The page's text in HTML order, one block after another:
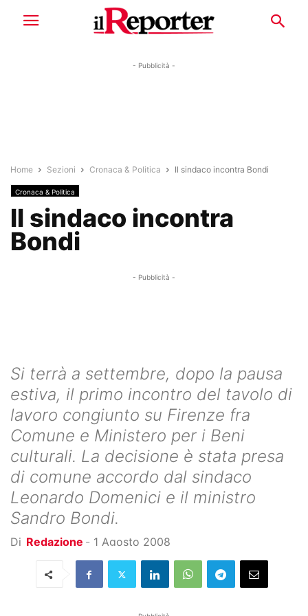
- Pubblicità -
Home Sezioni Cronaca & Politica Il sindaco incontra Bondi
Cronaca & Politica
Il sindaco incontra
Bondi
- Pubblicità -
Si terrà a settembre, dopo la pausa
estiva, il primo incontro del tavolo di
lavoro congiunto su Firenze fra
Comune e Ministero per i Beni
culturali. La decisione è stata presa
di comune accordo dal sindaco
Leonardo Domenici e il ministro
Sandro Bondi.
Di Redazione - 1 Agosto 2008